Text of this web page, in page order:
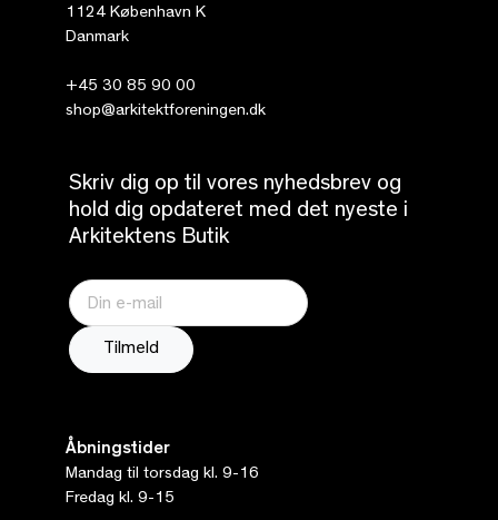
1124 København K
Danmark
+45 30 85 90 00
shop@arkitektforeningen.dk
Skriv dig op til vores nyhedsbrev og
hold dig opdateret med det nyeste i
Arkitektens Butik
Åbningstider
Mandag til torsdag kl. 9-16
Fredag kl. 9-15